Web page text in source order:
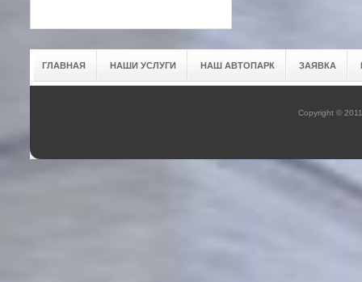
ГЛАВНАЯ НАШИ УСЛУГИ НАШ АВТОПАРК ЗАЯВКА
Copyright ©